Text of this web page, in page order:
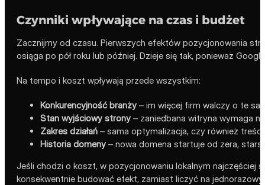
Czynniki wpływające na czas i budżet
Zacznijmy od czasu. Pierwszych efektów pozycjonowania
osiąga po pół roku lub później. Dzieje się tak, ponieważ
Na tempo i koszt wpływają przede wszystkim:
Konkurencyjność branży – im więcej firm walczy o te
Stan wyjściowy strony – zaniedbana witryna wymaga
Zakres działań – sama optymalizacja, czy również
Historia domeny – nowa domena startuje od zera,
Jeśli chodzi o koszt, w pozycjonowaniu lokalnym najczęściej
konsekwentnie budować efekt, zamiast liczyć na